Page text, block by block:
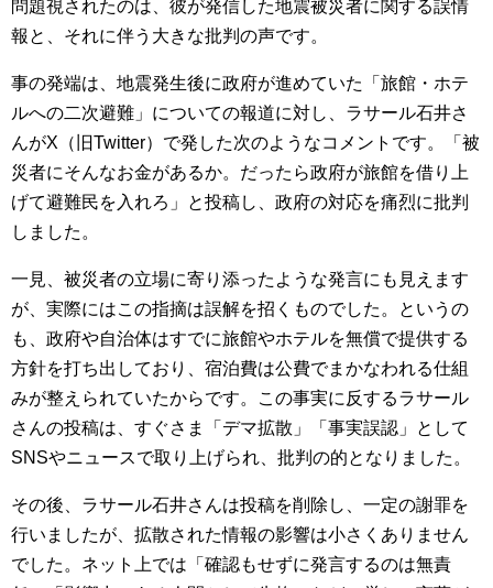
問題視されたのは、彼が発信した地震被災者に関する誤情
報と、それに伴う大きな批判の声です。
事の発端は、地震発生後に政府が進めていた「旅館・ホテ
ルへの二次避難」についての報道に対し、ラサール石井さ
んがX（旧Twitter）で発した次のようなコメントです。「被
災者にそんなお金があるか。だったら政府が旅館を借り上
げて避難民を入れろ」と投稿し、政府の対応を痛烈に批判
しました。
一見、被災者の立場に寄り添ったような発言にも見えます
が、実際にはこの指摘は誤解を招くものでした。というの
も、政府や自治体はすでに旅館やホテルを無償で提供する
方針を打ち出しており、宿泊費は公費でまかなわれる仕組
みが整えられていたからです。この事実に反するラサール
さんの投稿は、すぐさま「デマ拡散」「事実誤認」として
SNSやニュースで取り上げられ、批判の的となりました。
その後、ラサール石井さんは投稿を削除し、一定の謝罪を
行いましたが、拡散された情報の影響は小さくありません
でした。ネット上では「確認もせずに発言するのは無責